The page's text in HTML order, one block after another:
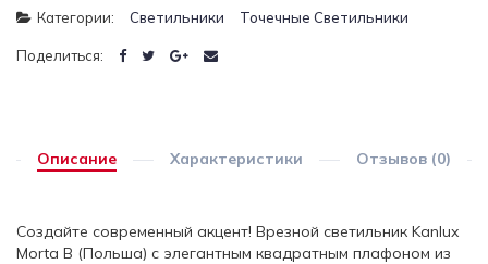
Категории: Светильники Точечные Светильники
Поделиться:
Описание Характеристики Отзывов (0)
Создайте современный акцент! Врезной светильник Kanlux
Morta B (Польша) с элегантным квадратным плафоном из